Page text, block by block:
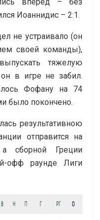
Иоаннидис – 2:1.
не устраивало (он
своей команды),
тяжелую
в игре не забил.
Фофану на 74
было покончено.
результативною
отправится на
сборной Греции
офф раунде Лиги